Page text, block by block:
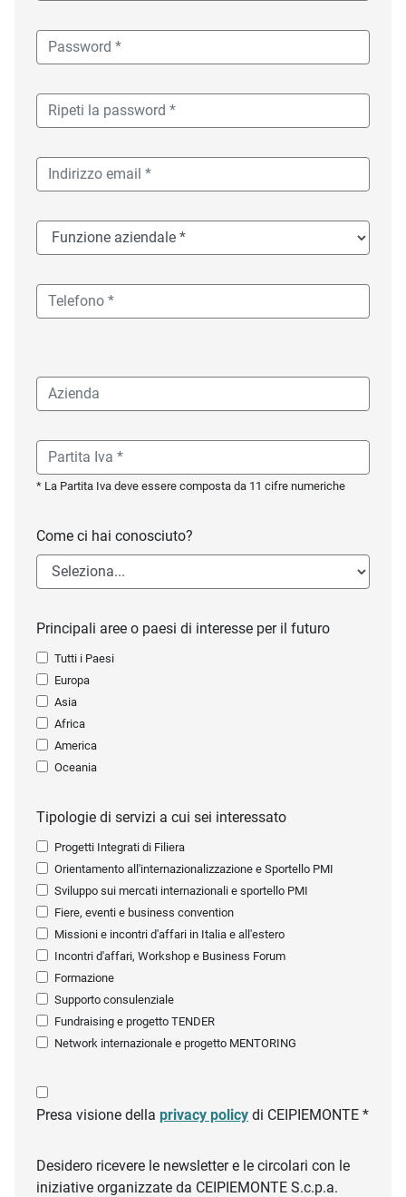
* La Partita Iva deve essere composta da 11 cifre numeriche
Come ci hai conosciuto?
Principali aree o paesi di interesse per il futuro
Tutti i Paesi
Europa
Asia
Africa
America
Oceania
Tipologie di servizi a cui sei interessato
Progetti Integrati di Filiera
Orientamento all'internazionalizzazione e Sportello PMI
Sviluppo sui mercati internazionali e sportello PMI
Fiere, eventi e business convention
Missioni e incontri d'affari in Italia e all'estero
Incontri d'affari, Workshop e Business Forum
Formazione
Supporto consulenziale
Fundraising e progetto TENDER
Network internazionale e progetto MENTORING
Presa visione della privacy policy di CEIPIEMONTE *
Desidero ricevere le newsletter e le circolari con le
iniziative organizzate da CEIPIEMONTE S.c.p.a.